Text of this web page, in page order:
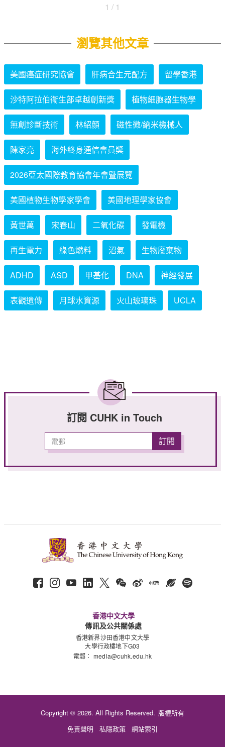
1 / 1
瀏覽其他文章
美國癌症研究協會 肝病合生元配方 留學香港
沙特阿拉伯衞生部卓越創新獎 植物細胞器生物學
無創診斷技術 林紹顏 磁性微/納米機械人
陳家亮 海外終身通信會員獎
2026亞太國際教育協會年會暨展覽
美國植物生物學家學會 美國地理學家協會
黃世萬 宋春山 二氧化碳 發電機
再生電力 綠色燃料 沼氣 生物廢棄物
ADHD ASD 甲基化 DNA 神經發展
表觀遺傳 月球水資源 火山玻璃珠 UCLA
訂閱 CUHK in Touch
香港中文大學
傳訊及公共關係處
香港新界沙田香港中文大學
大學行政樓地下G03
電郵： media@cuhk.edu.hk
Copyright © 2026. All Rights Reserved. 版權所有
免責聲明
私隱政策 網站索引